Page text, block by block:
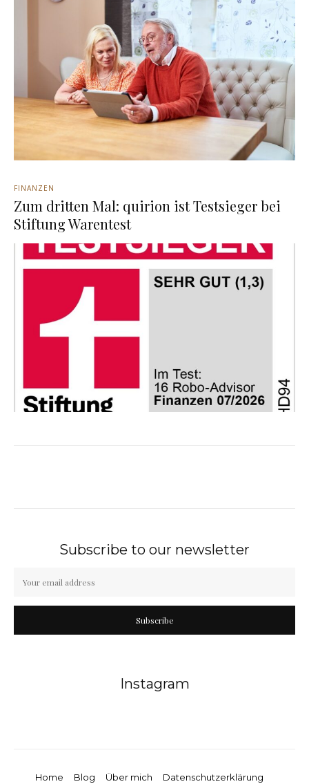
FINANZEN
Zum dritten Mal: quirion ist Testsieger bei
Stiftung Warentest
Subscribe to our newsletter
Subscribe
Instagram
Home Blog Über mich Datenschutzerklärung